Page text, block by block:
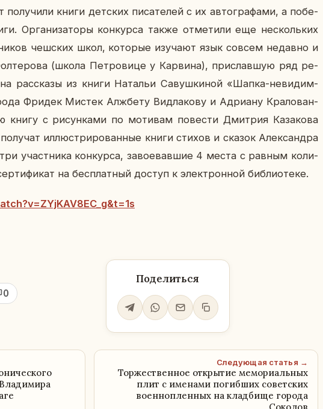
по­лу­чи­ли книги дет­ских пи­са­те­лей с их ав­то­гра­фа­ми, а по­бе­
Ор­га­ни­за­то­ры кон­кур­са также от­ме­ти­ли еще несколь­ких
чеш­ских школ, ко­то­рые изу­ча­ют язык совсем недав­но и
(школа Пет­ро­ви­це у Кар­ви­на), при­слав­шую ряд ре­
рас­ска­зы из книги На­та­льи Са­вуш­ки­ной «Шапка-неви­дим­
Фридек Мистек Алж­бе­ту Вид­ла­ко­ву и Ад­ри­а­ну Кра­ло­ван­
книгу с ри­сун­ка­ми по мо­ти­вам по­ве­сти Дмит­рия Ка­за­ко­ва
ил­лю­стри­ро­ван­ные книги стихов и сказок Алек­сандра
участ­ни­ка кон­кур­са, за­во­е­вав­шие 4 места с равным ко­ли­
на бес­плат­ный доступ к элек­трон­ной биб­лио­те­ке.
0
Поделиться
Следующая статья →
Торжественное открытие мемориальных
плит с именами погибших советских
военнопленных на кладбище города